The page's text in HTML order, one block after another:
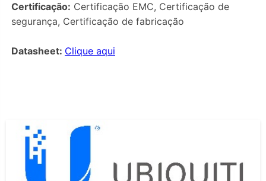
Certificação: Certificação EMC, Certificação de
segurança, Certificação de fabricação
Datasheet: Clique aqui